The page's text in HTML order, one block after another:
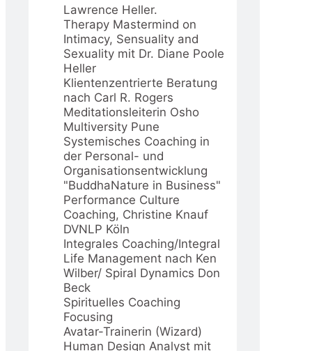
Lawrence Heller.
Therapy Mastermind on
Intimacy, Sensuality and
Sexuality mit Dr. Diane Poole
Heller
Klientenzentrierte Beratung
nach Carl R. Rogers
Meditationsleiterin Osho
Multiversity Pune
Systemisches Coaching in
der Personal- und
Organisationsentwicklung
"BuddhaNature in Business"
Performance Culture
Coaching, Christine Knauf
DVNLP Köln
Integrales Coaching/Integral
Life Management nach Ken
Wilber/ Spiral Dynamics Don
Beck
Spirituelles Coaching
Focusing
Avatar-Trainerin (Wizard)
Human Design Analyst mit